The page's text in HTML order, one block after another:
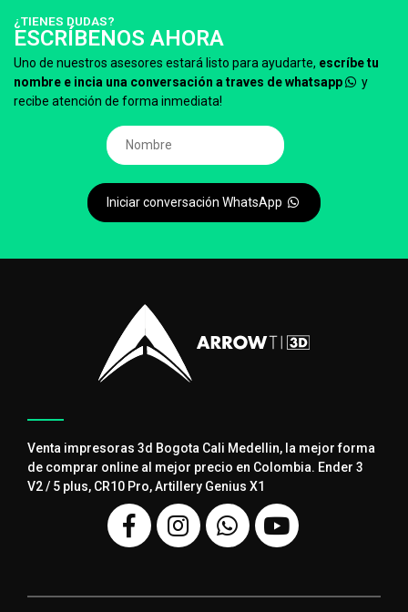
¿TIENES DUDAS?
ESCRÍBENOS AHORA
Uno de nuestros asesores estará listo para ayudarte, escríbe tu
nombre e incia una conversación a traves de whatsapp
y
recibe atención de forma inmediata!
Iniciar conversación WhatsApp
Venta impresoras 3d Bogota Cali Medellin, la mejor forma
de comprar online al mejor precio en Colombia. Ender 3
V2 / 5 plus, CR10 Pro, Artillery Genius X1